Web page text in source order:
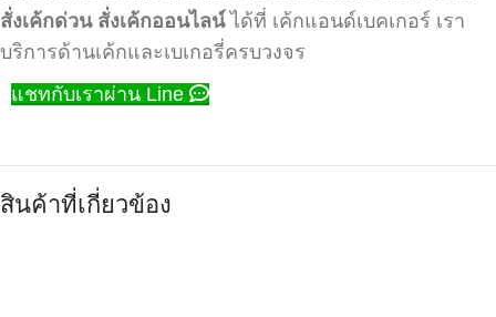
สั่งเค้กด่วน สั่งเค้กออนไลน์ได้ที่ เค้กแอนด์เบคเกอร์ เรา
บริการด้านเค้กและเบเกอรี่ครบวงจร
แชทกับเราผ่าน Line
สินค้าที่เกี่ยวข้อง